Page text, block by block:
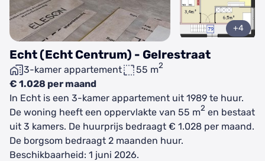
Echt (Echt Centrum) - Gelrestraat
3-kamer appartement 55 m2
€ 1.028 per maand
+4
In Echt is een 3-kamer appartement uit 1989 te huur.
De woning heeft een oppervlakte van 55 m2 en bestaat
uit 3 kamers. De huurprijs bedraagt € 1.028 per maand.
De borgsom bedraagt 2 maanden huur.
Beschikbaarheid: 1 juni 2026.